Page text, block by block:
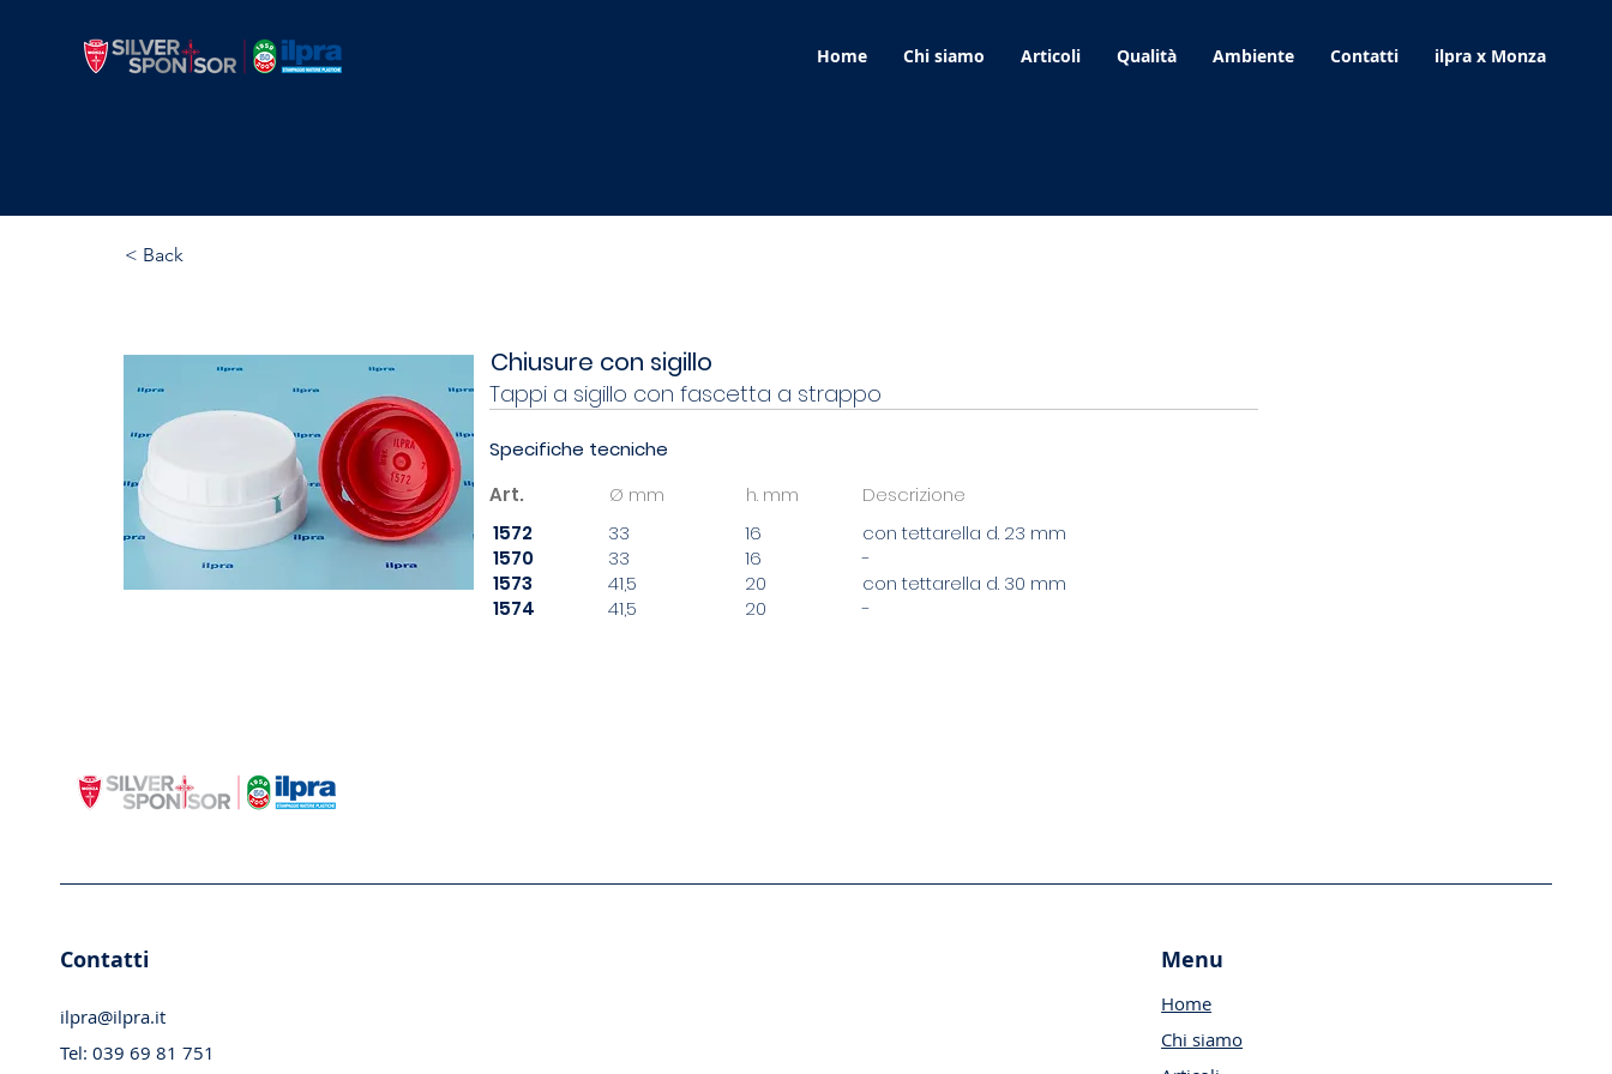
Home Chi siamo Articoli Qualità Ambiente Contatti ilpra x Monza
< Back
Chiusure con sigillo
Tappi a sigillo con fascetta a strappo
Specifiche tecniche
Art.
1572
1570
1573
1574
Ø mm
33
33
41,5
41,5
h. mm
16
16
20
20
Descrizione
con tettarella d. 23 mm
-
con tettarella d. 30 mm
-
Contatti
ilpra@ilpra.it
Tel: 039 69 81 751
Menu
Home
Chi siamo